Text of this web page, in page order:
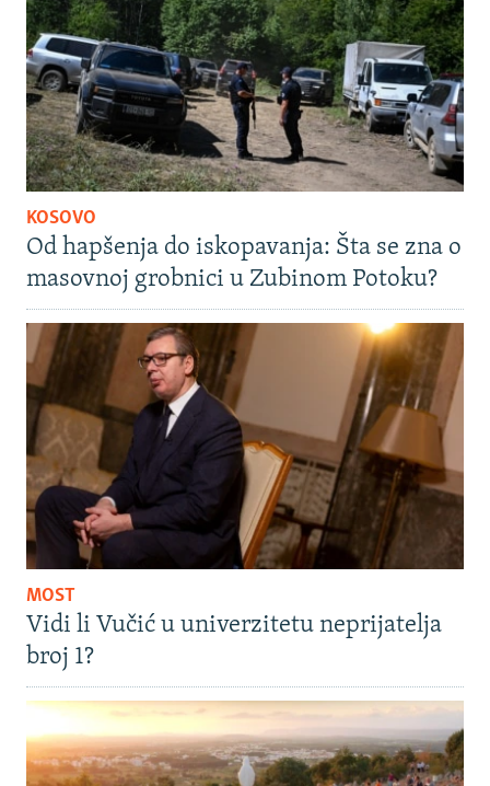
KOSOVO
Od hapšenja do iskopavanja: Šta se zna o
masovnoj grobnici u Zubinom Potoku?
MOST
Vidi li Vučić u univerzitetu neprijatelja
broj 1?